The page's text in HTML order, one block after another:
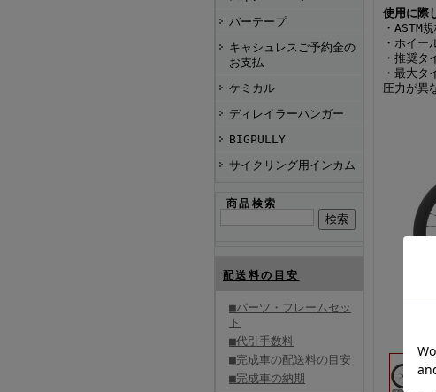
バーテープ
キャシュレスご予約金の
お支払
ケミカル
ディレイラーハンガー
BIGPULLY
サイクリング用インカム
商品検索
配送料の目安
■パーツ・フレームセッ
ト
■代引手数料
■完成車の配送料の目安
■完成車の納期
使用に際
・ASTM
・ホイ
・推奨タ
・最大タ
圧力が異